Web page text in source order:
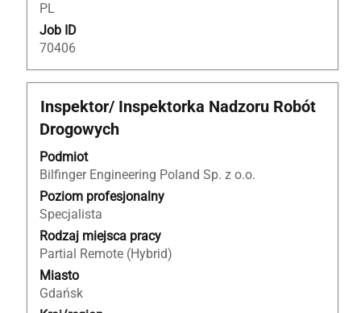
PL
Job ID
70406
Tytuł
Inspektor/ Inspektorka Nadzoru Robót
Drogowych
Podmiot
Bilfinger Engineering Poland Sp. z o.o.
Poziom profesjonalny
Specjalista
Rodzaj miejsca pracy
Partial Remote (Hybrid)
Miasto
Gdańsk
Zaznacz
za
pomocą
spacji,
aby
wyświetlić
pełną
treść
danych
oferty
pracy.